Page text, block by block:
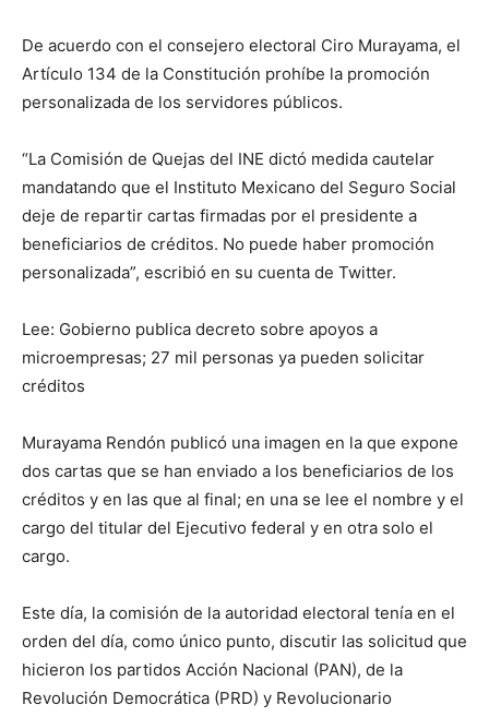
De acuerdo con el consejero electoral Ciro Murayama, el
Artículo 134 de la Constitución prohíbe la promoción
personalizada de los servidores públicos.
“La Comisión de Quejas del INE dictó medida cautelar
mandatando que el Instituto Mexicano del Seguro Social
deje de repartir cartas firmadas por el presidente a
beneficiarios de créditos. No puede haber promoción
personalizada”, escribió en su cuenta de Twitter.
Lee: Gobierno publica decreto sobre apoyos a
microempresas; 27 mil personas ya pueden solicitar
créditos
Murayama Rendón publicó una imagen en la que expone
dos cartas que se han enviado a los beneficiarios de los
créditos y en las que al final; en una se lee el nombre y el
cargo del titular del Ejecutivo federal y en otra solo el
cargo.
Este día, la comisión de la autoridad electoral tenía en el
orden del día, como único punto, discutir las solicitud que
hicieron los partidos Acción Nacional (PAN), de la
Revolución Democrática (PRD) y Revolucionario